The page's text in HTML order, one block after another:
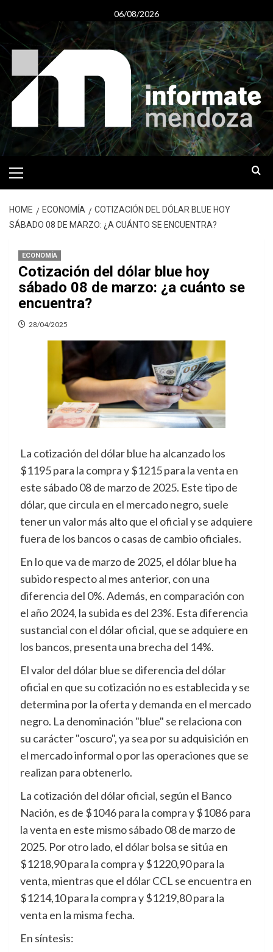
content
06/08/2026
Menu
HOME ECONOMÍA
COTIZACIÓN DEL DÓLAR BLUE HOY
SÁBADO 08 DE MARZO: ¿A CUÁNTO SE ENCUENTRA?
ECONOMÍA
Cotización del dólar blue hoy
sábado 08 de marzo: ¿a cuánto se
encuentra?
28/04/2025
La cotización del dólar blue ha alcanzado los
$1195 para la compra y $1215 para la venta en
este sábado 08 de marzo de 2025. Este tipo de
dólar, que circula en el mercado negro, suele
tener un valor más alto que el oficial y se adquiere
fuera de los bancos o casas de cambio oficiales.
En lo que va de marzo de 2025, el dólar blue ha
subido respecto al mes anterior, con una
diferencia del 0%. Además, en comparación con
el año 2024, la subida es del 23%. Esta diferencia
sustancial con el dólar oficial, que se adquiere en
los bancos, presenta una brecha del 14%.
El valor del dólar blue se diferencia del dólar
oficial en que su cotización no es establecida y se
determina por la oferta y demanda en el mercado
negro. La denominación "blue" se relaciona con
su carácter "oscuro", ya sea por su adquisición en
el mercado informal o por las operaciones que se
realizan para obtenerlo.
La cotización del dólar oficial, según el Banco
Nación, es de $1046 para la compra y $1086 para
la venta en este mismo sábado 08 de marzo de
2025. Por otro lado, el dólar bolsa se sitúa en
$1218,90 para la compra y $1220,90 para la
venta, mientras que el dólar CCL se encuentra en
$1214,10 para la compra y $1219,80 para la
venta en la misma fecha.
En síntesis: